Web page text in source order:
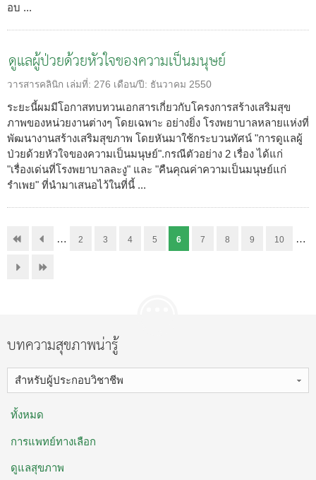
อบ ...
ดูแลผู้ป่วยด้วยหัวใจของความเป็นมนุษย์
วารสารคลินิก เล่มที่: 276 เดือน/ปี: ธันวาคม 2550
ระยะนี้ผมมีโอกาสทบทวนเอกสารเกี่ยวกับโครงการสร้างเสริมสุข
ภาพของหน่วยงานต่างๆ โดยเฉพาะ อย่างยิ่ง โรงพยาบาลหลายแห่งที่
พัฒนางานสร้างเสริมสุขภาพ โดยหันมาใช้กระบวนทัศน์ "การดูแลผู้
ป่วยด้วยหัวใจของความเป็นมนุษย์".กรณีตัวอย่าง 2 เรื่อง ได้แก่
"เรื่องเด่นที่โรงพยาบาลละงู" และ "คืนคุณค่าความเป็นมนุษย์แก่
รำเพย" ที่นำมาเสนอไว้ในที่นี้ ...
… 2 3 4 5 6 7 8 9 10 …
บทความสุขภาพน่ารู้
สำหรับผู้ประกอบวิชาชีพ
ทั้งหมด
การแพทย์ทางเลือก
ดูแลสุขภาพ